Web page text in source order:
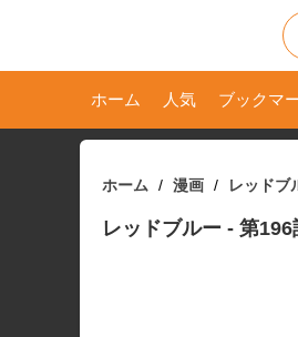
ホーム 人気 ブックマ
ホーム 漫画 レッドブ
レッドブルー - 第196